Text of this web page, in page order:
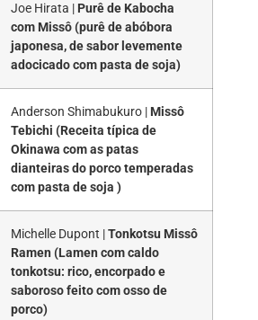
Joe Hirata | Purê de Kabocha
com Missô (purê de abóbora
japonesa, de sabor levemente
adocicado com pasta de soja)
Anderson Shimabukuro | Missô
Tebichi (Receita típica de
Okinawa com as patas
dianteiras do porco temperadas
com pasta de soja )
Michelle Dupont |Tonkotsu Missô
Ramen (Lamen com caldo
tonkotsu: rico, encorpado e
saboroso feito com osso de
porco)